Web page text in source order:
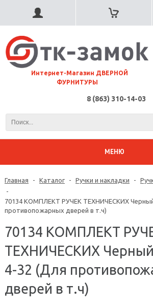
⠀Интернет-Магазин ДВЕРНОЙ
ФУРНИТУРЫ
8 (863) 310-14-03
МЕНЮ
Главная - Каталог - Ручки и накладки -
-
70134 КОМПЛЕКТ РУЧЕК ТЕХНИЧЕСКИХ
противопожарных дверей в т.ч)
70134 КОМПЛЕКТ
ТЕХНИЧЕСКИХ
4-32 (Для
дверей в т.ч)